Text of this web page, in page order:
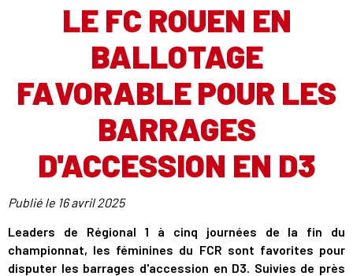
LE FC ROUEN EN
BALLOTAGE
FAVORABLE POUR LES
BARRAGES
D'ACCESSION EN D3
Publié le 16 avril 2025
Leaders de Régional 1 à cinq journées de la fin du
championnat, les féminines du FCR sont favorites pour
disputer les barrages d'accession en D3. Suivies de près